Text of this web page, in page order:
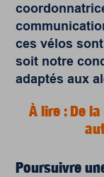
ces vélos
soit notre
adaptés aux
À lire : De
Poursuivre